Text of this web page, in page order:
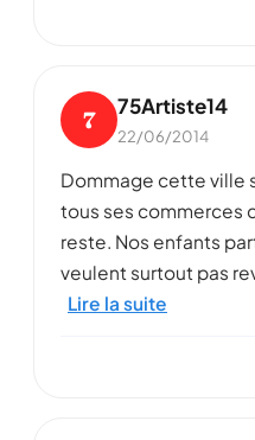
7 75Artiste14
22/06/2014
Dommage cette ville
tous ses commerces
reste. Nos enfants
veulent surtout pas
Lire la suite